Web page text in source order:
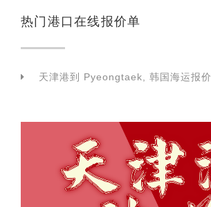
热门港口在线报价单
天津港到 Pyeongtaek, 韩国海运报价